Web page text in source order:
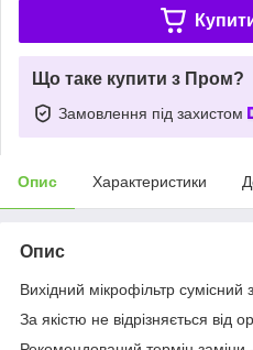
Що таке купити з Пром?
Замовлення під захистом
Опис Характеристики
Опис
Вихідний мікрофільтр
За якістю не відрізняється від